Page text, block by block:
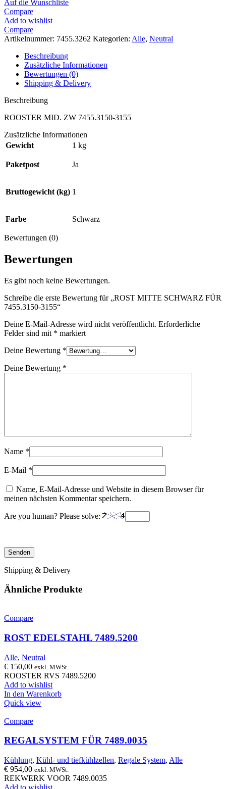
Auf die Wunschliste
Compare
Add to wishlist
Compare
Artikelnummer: 7455.3262 Kategorien: Alle, Neutral
Beschreibung
Zusätzliche Informationen
Bewertungen (0)
Shipping & Delivery
Beschreibung
ROOSTER MID. ZW 7455.3150-3155
Zusätzliche Informationen
Gewicht
1 kg
Paketpost Ja
Bruttogewicht (kg) 1
Farbe Schwarz
Bewertungen (0)
Bewertungen
Es gibt noch keine Bewertungen.
Schreibe die erste Bewertung für „ROST MITTE SCHWARZ FÜR
7455.3150-3155“
Deine E-Mail-Adresse wird nicht veröffentlicht. Erforderliche
Felder sind mit * markiert
Deine Bewertung *
Deine Bewertung *
Name *
E-Mail *
Name, E-Mail-Adresse und Website in diesem Browser für
meinen nächsten Kommentar speichern.
Are you human? Please solve:
Shipping & Delivery
Ähnliche Produkte
Compare
ROST EDELSTAHL 7489.5200
Alle, Neutral
€ 150,00 exkl. MWSt.
ROOSTER RVS 7489.5200
Add to wishlist
In den Warenkorb
Quick view
Compare
REGALSYSTEM FÜR 7489.0035
Kühlung, Kühl- und tiefkühlzellen, Regale System, Alle
€ 954,00 exkl. MWSt.
REKWERK VOOR 7489.0035
Add to wishlist